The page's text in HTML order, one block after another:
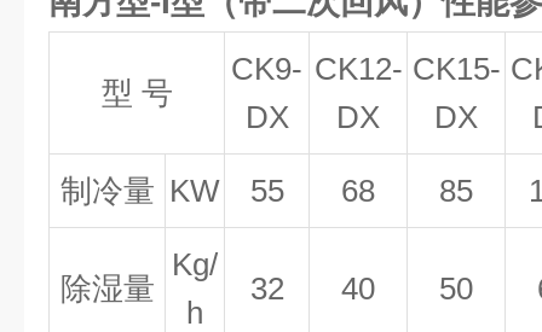
型 号
CK9-
DX
CK12-
DX
CK15-
DX
制冷量 KW 55 68 85
除湿量
Kg/
h
32 40 50